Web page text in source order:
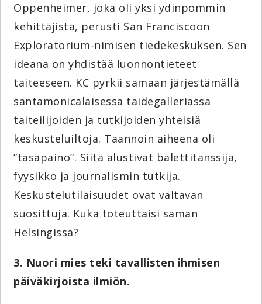
Oppenheimer, joka oli yksi ydinpommin
kehittäjistä, perusti San Franciscoon
Exploratorium-nimisen tiedekeskuksen. Sen
ideana on yhdistää luonnontieteet
taiteeseen. KC pyrkii samaan järjestämällä
santamonicalaisessa taidegalleriassa
taiteilijoiden ja tutkijoiden yhteisiä
keskusteluiltoja. Taannoin aiheena oli
”tasapaino”. Siitä alustivat balettitanssija,
fyysikko ja journalismin tutkija.
Keskustelutilaisuudet ovat valtavan
suosittuja. Kuka toteuttaisi saman
Helsingissä?
3. Nuori mies teki tavallisten ihmisen
päiväkirjoista ilmiön.